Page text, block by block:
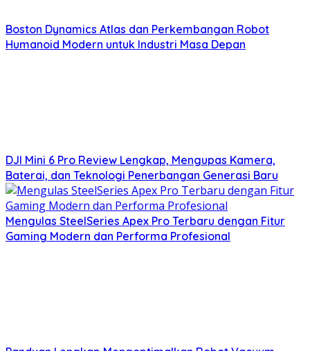
Boston Dynamics Atlas dan Perkembangan Robot
Humanoid Modern untuk Industri Masa Depan
DJI Mini 6 Pro Review Lengkap, Mengupas Kamera,
Baterai, dan Teknologi Penerbangan Generasi Baru
Mengulas SteelSeries Apex Pro Terbaru dengan Fitur
Gaming Modern dan Performa Profesional